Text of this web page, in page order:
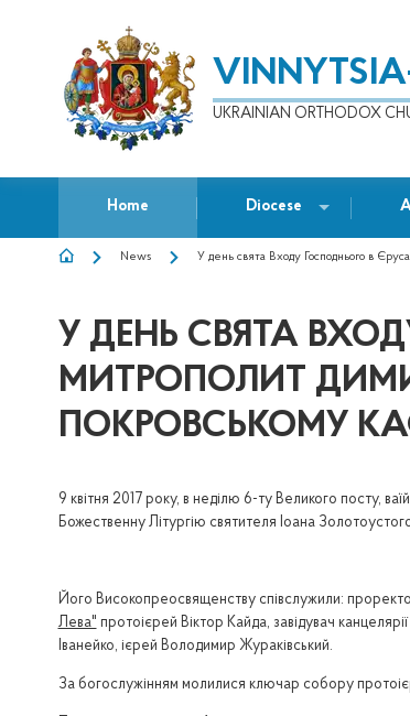
UKRAINIAN ORTHODOX
Home Diocese
BREADCRUMB
News У день свята Входу Господнього в
У ДЕНЬ СВЯТА
МИТРОПОЛИТ
ПОКРОВСЬКОМУ
9 квітня 2017 року, в неділю 6-ту Великого посту,
Божественну Літургію святителя Іоана
Його Високопреосвященству співслужили:
Лева" протоієрей Віктор Кайда, завідувач
Іванейко, ієрей Володимир Жураківський.
За богослужінням молилися ключар собору